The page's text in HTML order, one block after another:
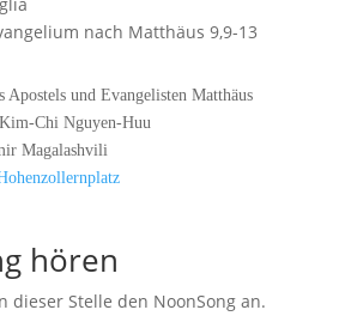
nach Matthäus 9,9-13
Apostels und Evangelisten Matthäus
Chi Nguyen-Huu
Magalashvili
hören
dieser Stelle den NoonSong an.